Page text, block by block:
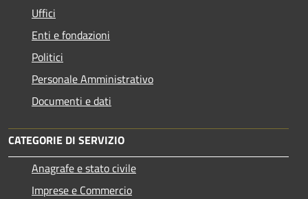
Uffici
Enti e fondazioni
Politici
Personale Amministrativo
Documenti e dati
CATEGORIE DI SERVIZIO
Anagrafe e stato civile
Imprese e Commercio